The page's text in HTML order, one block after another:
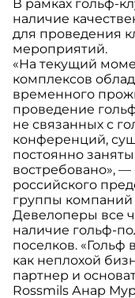
В рамках гольф-
наличие
для проведения
мероприятий.
«На текущий
комплексов
временного
проведение
не связанных с
конференций,
постоянно
востребовано», —
российского
группы компаний
Девелоперы все
наличие гольф-
поселков. «Гольф
как неплохой
партнер и
Rossmils Анар